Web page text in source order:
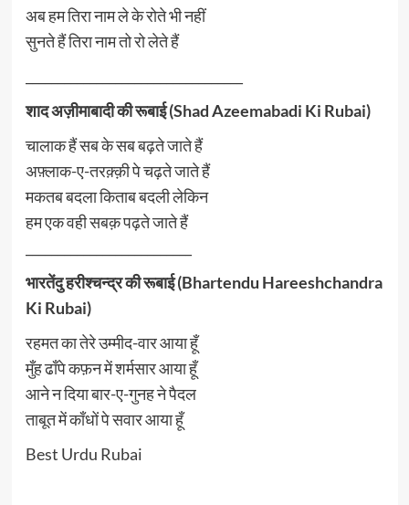
अब हम तिरा नाम ले के रोते भी नहीं
सुनते हैं तिरा नाम तो रो लेते हैं
शाद अज़ीमाबादी की रूबाई (Shad Azeemabadi Ki Rubai)
चालाक हैं सब के सब बढ़ते जाते हैं
अफ़्लाक-ए-तरक़्क़ी पे चढ़ते जाते हैं
मकतब बदला किताब बदली लेकिन
हम एक वही सबक़ पढ़ते जाते हैं
भारतेंदु हरीश्चन्द्र की रूबाई (Bhartendu Hareeshchandra
Ki Rubai)
रहमत का तेरे उम्मीद-वार आया हूँ
मुँह ढाँपे कफ़न में शर्मसार आया हूँ
आने न दिया बार-ए-गुनह ने पैदल
ताबूत में काँधों पे सवार आया हूँ
Best Urdu Rubai